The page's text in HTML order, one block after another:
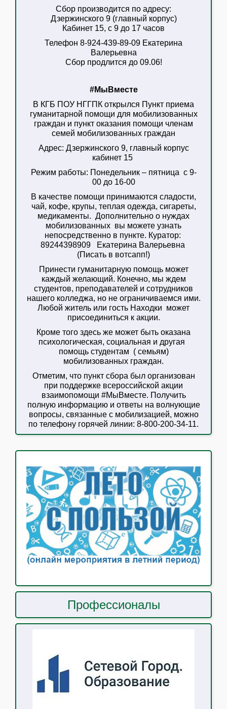
Сбор производится по адресу:
Дзержинского 9 (главный корпус)
Кабинет 15, с 9 до 17 часов
Телефон 8-924-439-89-09 Екатерина
Валерьевна
Сбор продлится до 09.06!
#МыВместе
В КГБ ПОУ НГГПК открылся Пункт приема
гуманитарной помощи для мобилизованных
граждан и пункт оказания помощи членам
семей мобилизованных граждан
Адрес: Дзержинского 9, главный корпус
кабинет 15
Режим работы: Понедельник – пятница с 9-
00 до 16-00
В качестве помощи принимаются сладости,
чай, кофе, крупы, теплая одежда, сигареты,
медикаменты. Дополнительно о нуждах
мобилизованных вы можете узнать
непосредственно в пункте. Куратор:
89244398909 Екатерина Валерьевна
(Писать в вотсапп!)
Принести гуманитарную помощь может
каждый желающий. Конечно, мы ждем
студентов, преподавателей и сотрудников
нашего колледжа, но не ограничиваемся ими.
Любой житель или гость Находки может
присоединиться к акции.
Кроме того здесь же может быть оказана
психологическая, социальная и другая
помощь студентам ( семьям)
мобилизованных граждан.
Отметим, что пункт сбора был организован
при поддержке всероссийской акции
взаимопомощи #МыВместе. Получить
полную информацию и ответы на волнующие
вопросы, связанные с мобилизацией, можно
по телефону горячей линии: 8-800-200-34-11.
Профессионалы